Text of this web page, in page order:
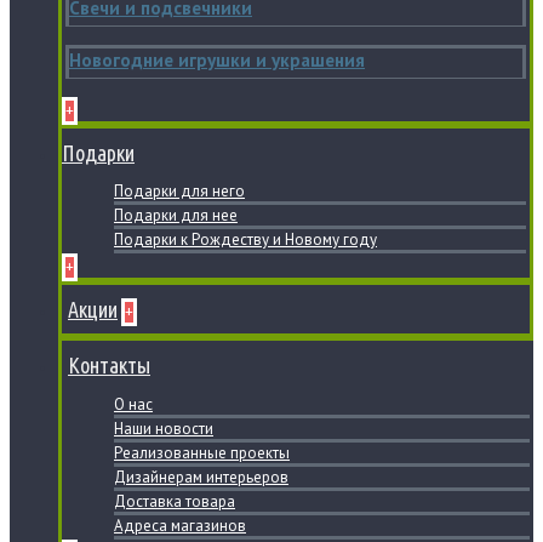
Свечи и подсвечники
Новогодние игрушки и украшения
+
Подарки
Подарки для него
Подарки для нее
Подарки к Рождеству и Новому году
+
Акции +
Контакты
О нас
Наши новости
Реализованные проекты
Дизайнерам интерьеров
Доставка товара
Адреса магазинов